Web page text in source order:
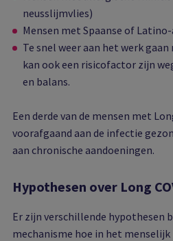
neusslijmvlies)
Mensen met Spaanse of
Te snel weer aan het werk gaan
kan ook een risicofactor zijn
en balans.
Een derde van de mensen met
voorafgaand aan de infectie
aan chronische aandoeningen.
Hypothesen over Long
Er zijn verschillende hypothesen
mechanisme hoe in het menselijk